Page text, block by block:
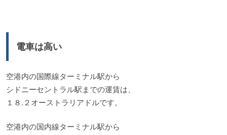
電車は高い
空港内の国際線ターミナル駅から
シドニーセントラル駅までの運賃は、
１８.２オーストラリアドルです。
空港内の国内線ターミナル駅から